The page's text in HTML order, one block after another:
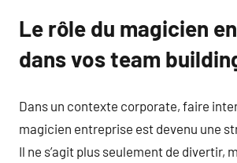
Le rôle du magicien
dans vos team
Dans un contexte corporate, faire
magicien entreprise est devenu une
Il ne s’agit plus seulement de divertir,